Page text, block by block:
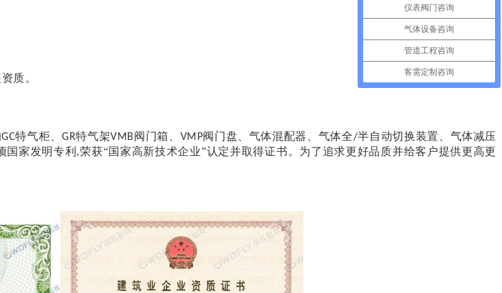
质。
GC特气柜、GR特气架VMB阀门箱、 VMP阀门盘、气体混配器、气体全/半自动切换装置、气体减压
国家发明专利 ,荣获“国家高新技术企业”认定并取得证书。 为了追求更好品质并给客户提供更高更
仪表阀门咨询
气体设备咨询
管道工程咨询
客需定制咨询